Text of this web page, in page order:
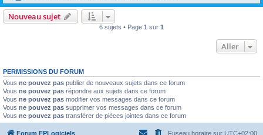
Nouveau sujet
6 sujets • Page 1 sur 1
Aller
PERMISSIONS DU FORUM
Vous ne pouvez pas publier de nouveaux sujets dans ce forum
Vous ne pouvez pas répondre aux sujets dans ce forum
Vous ne pouvez pas modifier vos messages dans ce forum
Vous ne pouvez pas supprimer vos messages dans ce forum
Vous ne pouvez pas transférer de pièces jointes dans ce forum
Forum FPLogiciels Fuseau horaire sur UTC+02:00